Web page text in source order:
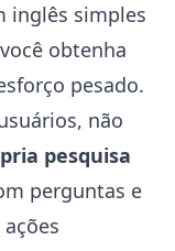
inglês simples
obtenha
pesado.
não
pesquisa
perguntas e